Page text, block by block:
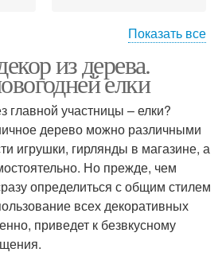
Обожженное дерево
Деревянный декор
Показать все
из дерева.
елки
главной участницы – елки?
дерево можно различными
игрушки, гирлянды в магазине, а
Но прежде, чем
определиться с общим стилем
всех декоративных
приведет к безвкусному